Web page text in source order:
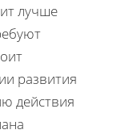
лучше
развития
действия